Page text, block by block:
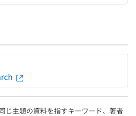
じ主題の資料を指すキーワード、著者